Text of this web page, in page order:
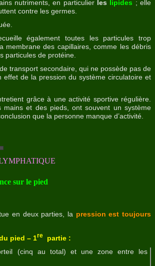
nutriments, en particulier les lipides ; elle
contre les germes.
également toutes les particules trop
membrane des capillaires, comme les débris
particules de protéine.
transport secondaire, qui ne possède pas de
de la pression du système circulatoire et
grâce à une activité sportive régulière.
et des pieds, ont souvent un système
que la personne manque d’activité.
sur le pied
en deux parties, la pression est toujours
pied – 1re
partie :
(cinq au total) et une zone entre les